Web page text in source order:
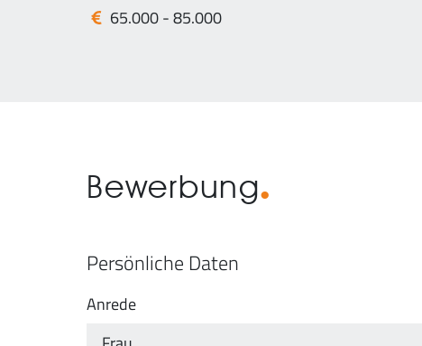
65.000 - 85.000
Bewerbung
Persönliche Daten
Anrede